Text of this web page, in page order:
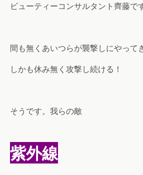
ビューティーコンサルタント齊藤です
間も無くあいつらが襲撃しにやって
しかも休み無く攻撃し続ける！
そうです。我らの敵
紫外線